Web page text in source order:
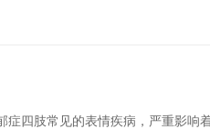
四肢常见的表情疾病，严重影响